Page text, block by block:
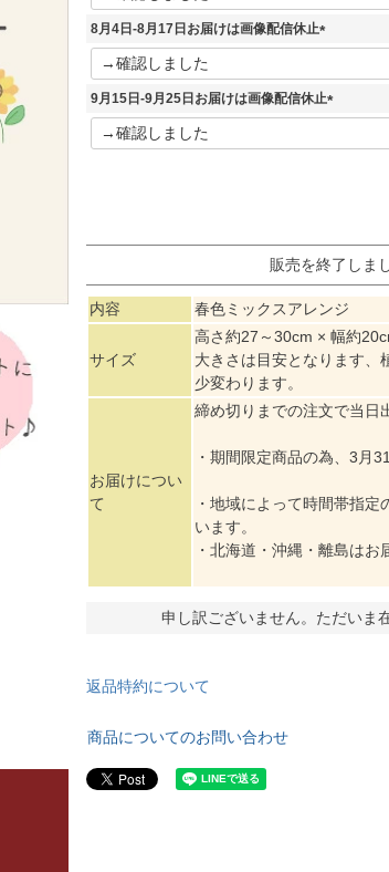
8月4日-8月17日お届けは画像配信休止
(
須
9月15日-9月25日お届けは画像配信休止
(
販売を終了しま
内容 春色ミックスアレンジ
サイズ
高さ約27～30cm × 幅約
大きさは目安となります、
少変わります。
お届けについ
て
締め切りまでの注文で当日
・期間限定商品の為、3月
・地域によって時間帯指
います。
・北海道・沖縄・離島はお
申し訳ございません。ただいま
返品特約について
商品についてのお問い合わせ